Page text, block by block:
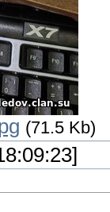
(71.5 Kb)